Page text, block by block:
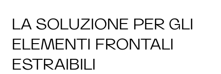
LA SOLUZIONE PER GLI
ELEMENTI FRONTALI
ESTRAIBILI